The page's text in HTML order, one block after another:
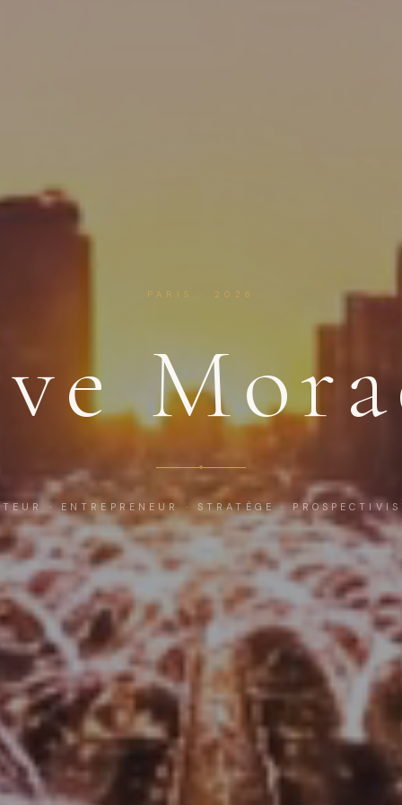
PARIS · 2026
· ENTREPRENEUR · STRATÈGE ·